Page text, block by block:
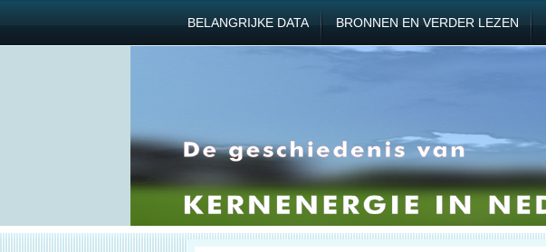
BELANGRIJKE DATA BRONNEN EN VERDER LEZEN